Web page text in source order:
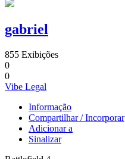
gabriel
855 Exibições
0
0
Vibe Legal
Informação
Compartilhar / Incorporar
Adicionar a
Sinalizar